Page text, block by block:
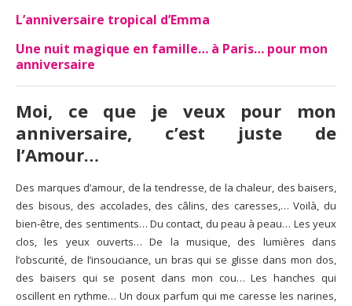
L’anniversaire tropical d’Emma
Une nuit magique en famille… à Paris… pour mon
anniversaire
Moi, ce que je veux pour mon
anniversaire, c’est juste de
l’Amour…
Des marques d’amour, de la tendresse, de la chaleur, des baisers,
des bisous, des accolades, des câlins, des caresses,… Voilà, du
bien-être, des sentiments… Du contact, du peau à peau… Les yeux
clos, les yeux ouverts… De la musique, des lumières dans
l’obscurité, de l’insouciance, un bras qui se glisse dans mon dos,
des baisers qui se posent dans mon cou… Les hanches qui
oscillent en rythme… Un doux parfum qui me caresse les narines,